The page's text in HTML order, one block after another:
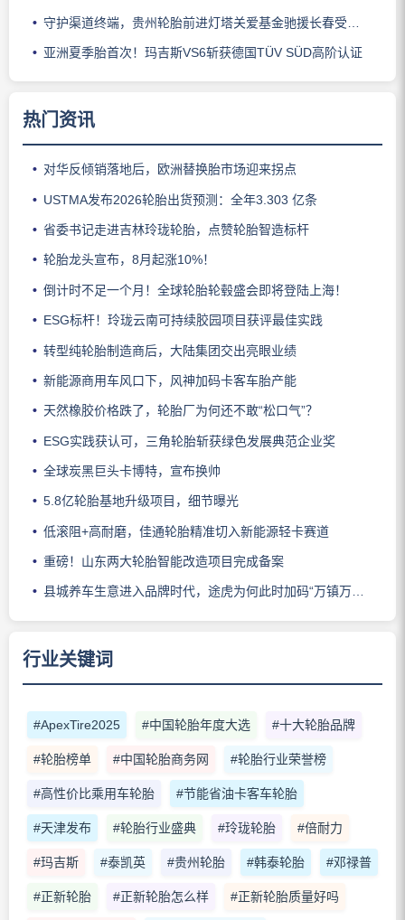
守护渠道终端，贵州轮胎前进灯塔关爱基金驰援长春受灾门店
亚洲夏季胎首次！玛吉斯VS6斩获德国TÜV SÜD高阶认证
热门资讯
对华反倾销落地后，欧洲替换胎市场迎来拐点
USTMA发布2026轮胎出货预测：全年3.303 亿条
省委书记走进吉林玲珑轮胎，点赞轮胎智造标杆
轮胎龙头宣布，8月起涨10%！
倒计时不足一个月！全球轮胎轮毂盛会即将登陆上海！
ESG标杆！玲珑云南可持续胶园项目获评最佳实践
转型纯轮胎制造商后，大陆集团交出亮眼业绩
新能源商用车风口下，风神加码卡客车胎产能
天然橡胶价格跌了，轮胎厂为何还不敢“松口气”？
ESG实践获认可，三角轮胎斩获绿色发展典范企业奖
全球炭黑巨头卡博特，宣布换帅
5.8亿轮胎基地升级项目，细节曝光
低滚阻+高耐磨，佳通轮胎精准切入新能源轻卡赛道
重磅！山东两大轮胎智能改造项目完成备案
县城养车生意进入品牌时代，途虎为何此时加码“万镇万店”？
行业关键词
#ApexTire2025 #中国轮胎年度大选 #十大轮胎品牌
#轮胎榜单 #中国轮胎商务网 #轮胎行业荣誉榜
#高性价比乘用车轮胎 #节能省油卡客车轮胎
#天津发布 #轮胎行业盛典 #玲珑轮胎 #倍耐力
#玛吉斯 #泰凯英 #贵州轮胎 #韩泰轮胎 #邓禄普
#正新轮胎 #正新轮胎怎么样 #正新轮胎质量好吗